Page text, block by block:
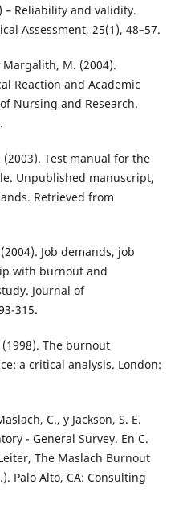
– Reliability and validity.
Assessment, 25(1), 48–57.
Margalith, M. (2004).
Reaction and Academic
Nursing and Research.
(2003). Test manual for the
Unpublished manuscript,
Retrieved from
Job demands, job
with burnout and
Journal of
315.
The burnout
a critical analysis. London:
C., y Jackson, S. E.
- General Survey. En C.
The Maslach Burnout
Palo Alto, CA: Consulting